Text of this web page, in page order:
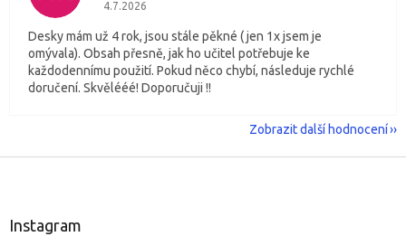
4.7.2026
Desky mám už 4 rok, jsou stále pěkné ( jen 1x jsem je
omývala). Obsah přesně, jak ho učitel potřebuje ke
každodennímu použití. Pokud něco chybí, následuje rychlé
doručení. Skvělééé! Doporučuji !!
Zobrazit další hodnocení
Instagram